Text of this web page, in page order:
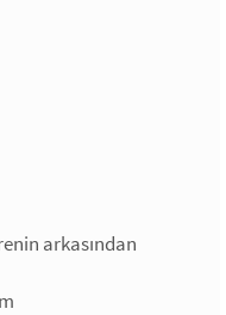
arkasından